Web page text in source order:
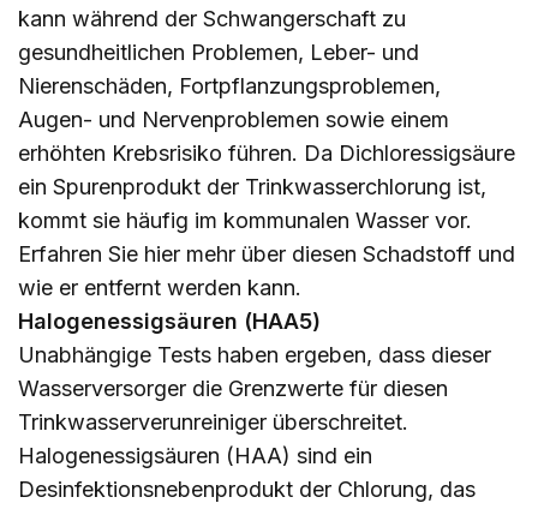
kann während der Schwangerschaft zu
gesundheitlichen Problemen, Leber- und
Nierenschäden, Fortpflanzungsproblemen,
Augen- und Nervenproblemen sowie einem
erhöhten Krebsrisiko führen. Da Dichloressigsäure
ein Spurenprodukt der Trinkwasserchlorung ist,
kommt sie häufig im kommunalen Wasser vor.
Erfahren Sie hier mehr über diesen Schadstoff und
wie er entfernt werden kann.
Halogenessigsäuren (HAA5)
Unabhängige Tests haben ergeben, dass dieser
Wasserversorger die Grenzwerte für diesen
Trinkwasserverunreiniger überschreitet.
Halogenessigsäuren (HAA) sind ein
Desinfektionsnebenprodukt der Chlorung, das